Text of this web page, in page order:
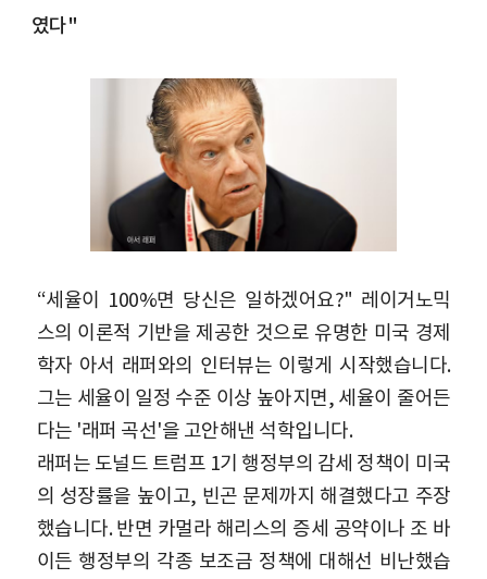
였다"
“세율이 100%면 당신은 일하겠어요?" 레이거노믹
스의 이론적 기반을 제공한 것으로 유명한 미국 경제
학자 아서 래퍼와의 인터뷰는 이렇게 시작했습니다.
그는 세율이 일정 수준 이상 높아지면, 세율이 줄어든
다는 '래퍼 곡선'을 고안해낸 석학입니다.
래퍼는 도널드 트럼프 1기 행정부의 감세 정책이 미국
의 성장률을 높이고, 빈곤 문제까지 해결했다고 주장
했습니다. 반면 카멀라 해리스의 증세 공약이나 조 바
이든 행정부의 각종 보조금 정책에 대해선 비난했습